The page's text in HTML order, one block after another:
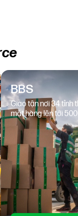
BBS
Giao tận nơi 34 tỉnh
mặt hàng lên tới